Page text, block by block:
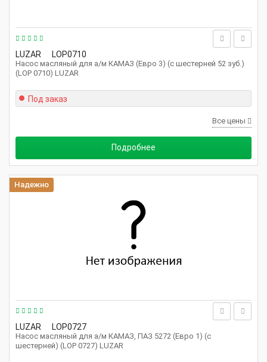
LUZAR LOP0710
Насос масляный для а/м КАМАЗ (Евро 3) (с шестерней 52 зуб.)
(LOP 0710) LUZAR
Под заказ
Все цены
Подробнее
LUZAR LOP0727
Насос масляный для а/м КАМАЗ, ПАЗ 5272 (Евро 1) (с
шестерней) (LOP 0727) LUZAR
Надежно